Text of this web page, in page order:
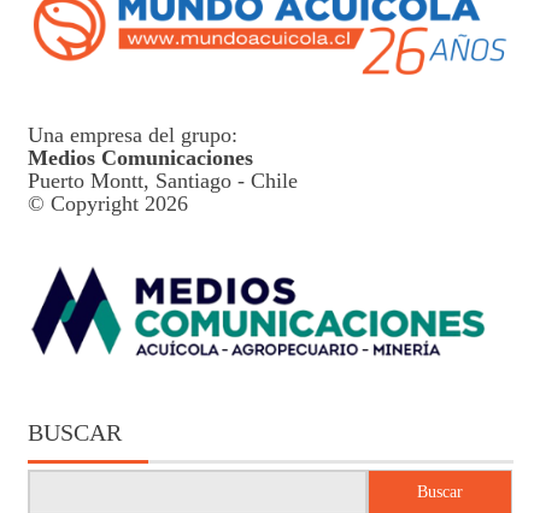
Una empresa del grupo:
Medios Comunicaciones
Puerto Montt, Santiago - Chile
© Copyright 2026
BUSCAR
Buscar